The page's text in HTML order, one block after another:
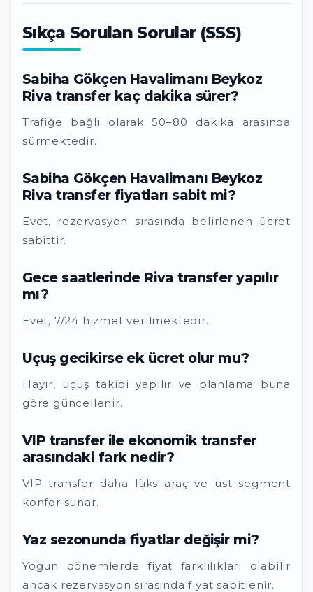
Sıkça Sorulan Sorular (SSS)
Sabiha Gökçen Havalimanı Beykoz
Riva transfer kaç dakika sürer?
Trafiğe bağlı olarak 50–80 dakika arasında
sürmektedir.
Sabiha Gökçen Havalimanı Beykoz
Riva transfer fiyatları sabit mi?
Evet, rezervasyon sırasında belirlenen ücret
sabittir.
Gece saatlerinde Riva transfer yapılır
mı?
Evet, 7/24 hizmet verilmektedir.
Uçuş gecikirse ek ücret olur mu?
Hayır, uçuş takibi yapılır ve planlama buna
göre güncellenir.
VIP transfer ile ekonomik transfer
arasındaki fark nedir?
VIP transfer daha lüks araç ve üst segment
konfor sunar.
Yaz sezonunda fiyatlar değişir mi?
Yoğun dönemlerde fiyat farklılıkları olabilir
ancak rezervasyon sırasında fiyat sabitlenir.